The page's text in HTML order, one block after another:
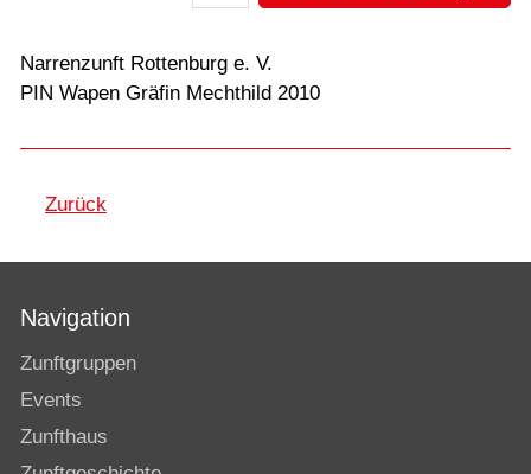
Narrenzunft Rottenburg e. V.
PIN Wapen Gräfin Mechthild 2010
Zurück
Navigation
Zunftgruppen
Events
Zunfthaus